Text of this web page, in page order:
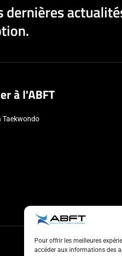
Pour offrir les meilleures
accéder aux informations des
à l'ABFT
Taekwondo